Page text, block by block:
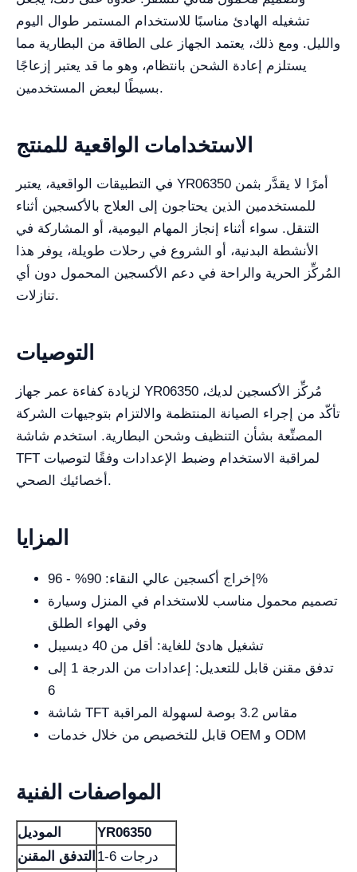
تشغيله الهادئ مناسبًا للاستخدام المستمر طوال اليوم
والليل. ومع ذلك، يعتمد الجهاز على الطاقة من البطارية مما
يستلزم إعادة الشحن بانتظام، وهو ما قد يعتبر إزعاجًا
بسيطًا لبعض المستخدمين.
الاستخدامات الواقعية للمنتج
في التطبيقات الواقعية، يعتبر YR06350 أمرًا لا يقدَّر بثمن
للمستخدمين الذين يحتاجون إلى العلاج بالأكسجين أثناء
التنقل. سواء أثناء إنجاز المهام اليومية، أو المشاركة في
الأنشطة البدنية، أو الشروع في رحلات طويلة، يوفر هذا
المُركِّز الحرية والراحة في دعم الأكسجين المحمول دون أي
تنازلات.
التوصيات
لزيادة كفاءة عمر جهاز YR06350 مُركِّز الأكسجين لديك،
تأكّد من إجراء الصيانة المنتظمة والالتزام بتوجيهات الشركة
المصنِّعة بشأن التنظيف وشحن البطارية. استخدم شاشة
TFT لمراقبة الاستخدام وضبط الإعدادات وفقًا لتوصيات
أخصائيك الصحي.
المزايا
إخراج أكسجين عالي النقاء: 90% - 96%
تصميم محمول مناسب للاستخدام في المنزل وسيارة
وفي الهواء الطلق
تشغيل هادئ للغاية: أقل من 40 ديسيبل
تدفق مقنن قابل للتعديل: إعدادات من الدرجة 1 إلى
6
شاشة TFT مقاس 3.2 بوصة لسهولة المراقبة
قابل للتخصيص من خلال خدمات OEM و ODM
المواصفات الفنية
الموديل
YR06350
التدفق المقنن
1-6 درجات